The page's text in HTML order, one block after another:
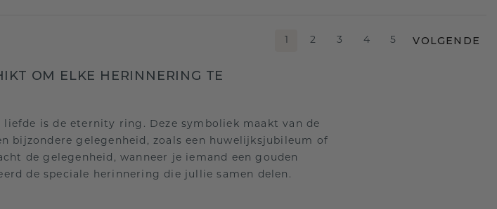
1 2 3 4 5 VOLGENDE
OM ELKE HERINNERING TE
is de eternity ring. Deze symboliek maakt van de
bijzondere gelegenheid, zoals een huwelijksjubileum of
de gelegenheid, wanneer je iemand een gouden
de speciale herinnering die jullie samen delen.